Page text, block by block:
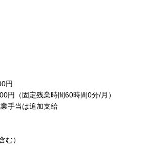
円
円（固定残業時間60時間0分/月）
手当は追加支給
む）